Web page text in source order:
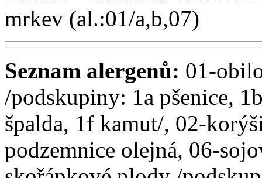
mrkev (al.:01/a,b,07)
Seznam alergenů: 01-
/podskupiny: 1a pšenice,
špalda, 1f kamut/, 02-
podzemnice olejná, 06-